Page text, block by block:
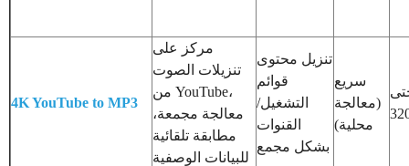
4K YouTube to MP3
مركز على
تنزيلات الصوت
من YouTube،
معالجة مجمعة،
مطابقة تلقائية
للبيانات الوصفية
تنزيل محتوى
قوائم
التشغيل/
القنوات
بشكل مجمع
سريع
(معالجة
محلية)